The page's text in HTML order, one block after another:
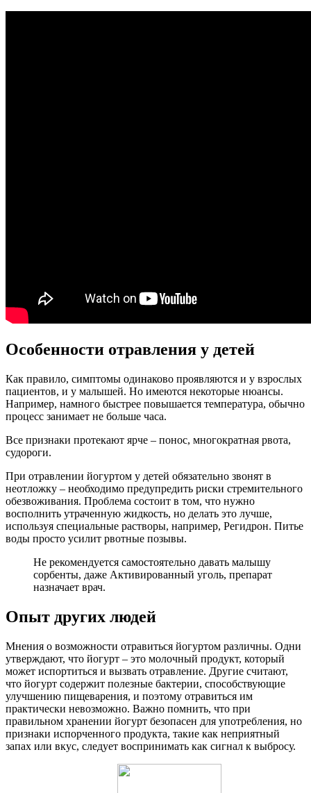
Особенности отравления у детей
Как правило, симптомы одинаково проявляются и у взрослых
пациентов, и у малышей. Но имеются некоторые нюансы.
Например, намного быстрее повышается температура, обычно
процесс занимает не больше часа.
Все признаки протекают ярче – понос, многократная рвота,
судороги.
При отравлении йогуртом у детей обязательно звонят в
неотложку – необходимо предупредить риски стремительного
обезвоживания. Проблема состоит в том, что нужно
восполнить утраченную жидкость, но делать это лучше,
используя специальные растворы, например, Регидрон. Питье
воды просто усилит рвотные позывы.
Не рекомендуется самостоятельно давать малышу
сорбенты, даже Активированный уголь, препарат
назначает врач.
Опыт других людей
Мнения о возможности отравиться йогуртом различны. Одни
утверждают, что йогурт – это молочный продукт, который
может испортиться и вызвать отравление. Другие считают,
что йогурт содержит полезные бактерии, способствующие
улучшению пищеварения, и поэтому отравиться им
практически невозможно. Важно помнить, что при
правильном хранении йогурт безопасен для употребления, но
признаки испорченного продукта, такие как неприятный
запах или вкус, следует воспринимать как сигнал к выбросу.